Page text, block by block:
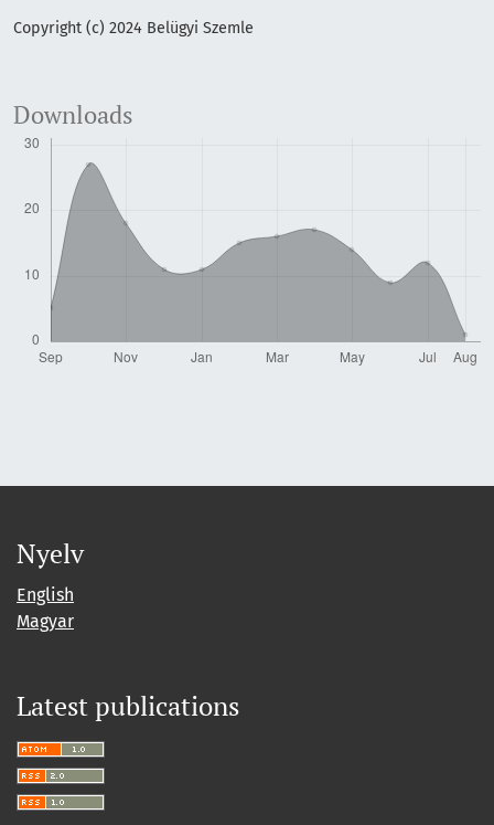
Copyright (c) 2024 Belügyi Szemle
Downloads
Nyelv
English
Magyar
Latest publications